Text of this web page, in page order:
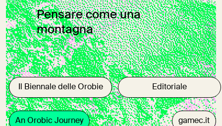
Il Biennale delle Orobie Editoriale
An Orobic Journey gamec.it
Pensare come una
montagna